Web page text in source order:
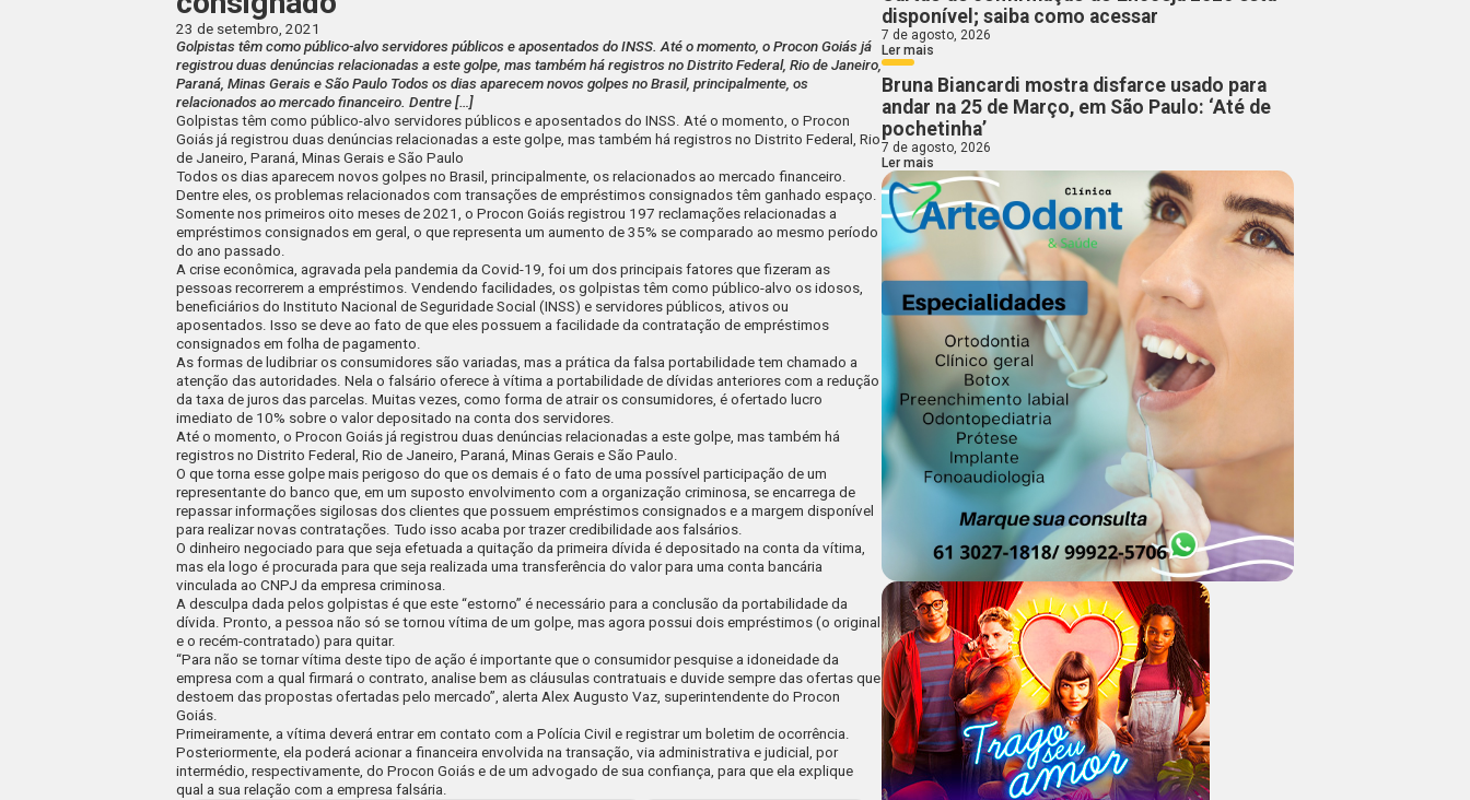
disponível; saiba como acessar
7 de agosto, 2026
Ler mais
Bruna Biancardi mostra disfarce usado para
andar na 25 de Março, em São Paulo: ‘Até de
pochetinha’
7 de agosto, 2026
Ler mais
23 de setembro, 2021
Golpistas têm como público-alvo servidores públicos e aposentados do INSS. Até o momento, o Procon Goiás já
registrou duas denúncias relacionadas a este golpe, mas também há registros no Distrito Federal, Rio de Janeiro,
Paraná, Minas Gerais e São Paulo Todos os dias aparecem novos golpes no Brasil, principalmente, os
relacionados ao mercado financeiro. Dentre […]
Golpistas têm como público-alvo servidores públicos e aposentados do INSS. Até o momento, o Procon
Goiás já registrou duas denúncias relacionadas a este golpe, mas também há registros no Distrito Federal, Rio
de Janeiro, Paraná, Minas Gerais e São Paulo
Todos os dias aparecem novos golpes no Brasil, principalmente, os relacionados ao mercado financeiro.
Dentre eles, os problemas relacionados com transações de empréstimos consignados têm ganhado espaço.
Somente nos primeiros oito meses de 2021, o Procon Goiás registrou 197 reclamações relacionadas a
empréstimos consignados em geral, o que representa um aumento de 35% se comparado ao mesmo período
do ano passado.
A crise econômica, agravada pela pandemia da Covid-19, foi um dos principais fatores que fizeram as
pessoas recorrerem a empréstimos. Vendendo facilidades, os golpistas têm como público-alvo os idosos,
beneficiários do Instituto Nacional de Seguridade Social (INSS) e servidores públicos, ativos ou
aposentados. Isso se deve ao fato de que eles possuem a facilidade da contratação de empréstimos
consignados em folha de pagamento.
As formas de ludibriar os consumidores são variadas, mas a prática da falsa portabilidade tem chamado a
atenção das autoridades. Nela o falsário oferece à vítima a portabilidade de dívidas anteriores com a redução
da taxa de juros das parcelas. Muitas vezes, como forma de atrair os consumidores, é ofertado lucro
imediato de 10% sobre o valor depositado na conta dos servidores.
Até o momento, o Procon Goiás já registrou duas denúncias relacionadas a este golpe, mas também há
registros no Distrito Federal, Rio de Janeiro, Paraná, Minas Gerais e São Paulo.
O que torna esse golpe mais perigoso do que os demais é o fato de uma possível participação de um
representante do banco que, em um suposto envolvimento com a organização criminosa, se encarrega de
repassar informações sigilosas dos clientes que possuem empréstimos consignados e a margem disponível
para realizar novas contratações. Tudo isso acaba por trazer credibilidade aos falsários.
O dinheiro negociado para que seja efetuada a quitação da primeira dívida é depositado na conta da vítima,
mas ela logo é procurada para que seja realizada uma transferência do valor para uma conta bancária
vinculada ao CNPJ da empresa criminosa.
A desculpa dada pelos golpistas é que este “estorno” é necessário para a conclusão da portabilidade da
dívida. Pronto, a pessoa não só se tornou vítima de um golpe, mas agora possui dois empréstimos (o original
e o recém-contratado) para quitar.
“Para não se tornar vítima deste tipo de ação é importante que o consumidor pesquise a idoneidade da
empresa com a qual firmará o contrato, analise bem as cláusulas contratuais e duvide sempre das ofertas que
destoem das propostas ofertadas pelo mercado”, alerta Alex Augusto Vaz, superintendente do Procon
Goiás.
Primeiramente, a vítima deverá entrar em contato com a Polícia Civil e registrar um boletim de ocorrência.
Posteriormente, ela poderá acionar a financeira envolvida na transação, via administrativa e judicial, por
intermédio, respectivamente, do Procon Goiás e de um advogado de sua confiança, para que ela explique
qual a sua relação com a empresa falsária.